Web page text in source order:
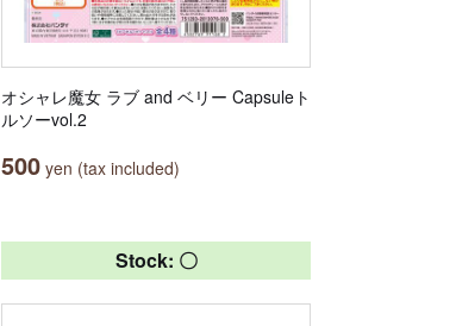
オシャレ魔女 ラブ and ベリー Capsuleト
ルソーvol.2
500 yen (tax included)
Stock: 〇